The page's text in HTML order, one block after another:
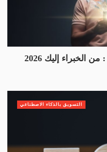
الخبراء إليك 2026
التسويق بالذكاء الاصطناعي